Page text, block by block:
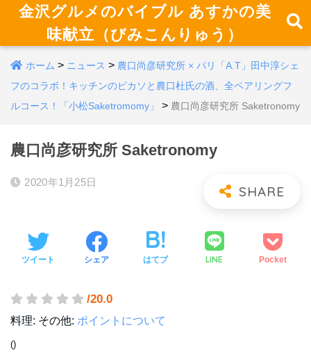
金沢グルメのバイブル あすかの美
味献立（びみこんりゅう）
ホーム > ニュース > 農口尚彦研究所 × パリ「A.T」田中淳シェ
フのコラボ！キッチンのピカソと農口杜氏の酒、全ペアリングフ
ルコース！「小松Saketromomy」
> 農口尚彦研究所 Saketronomy
農口尚彦研究所 Saketronomy
2020年1月25日
ツイート シェア はてブ LINE Pocket
/20.0
料理: その他: ポイントについて
()